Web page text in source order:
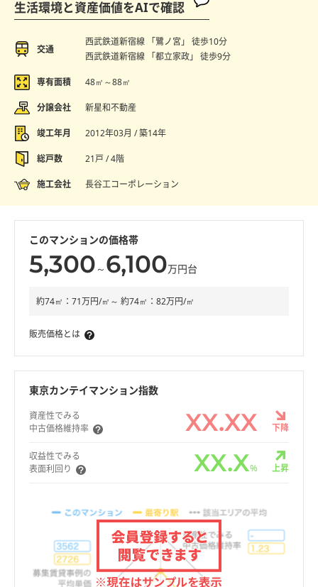
生活環境と資産価値をAIで確認
交通
西武鉄道新宿線 「鷺ノ宮」 徒歩10分
西武鉄道新宿線 「都立家政」 徒歩9分
専有面積 48㎡～88㎡
分譲会社 新星和不動産
竣工年月 2012年03月 / 築14年
総戸数 21戸 / 4階
施工会社 長谷工コーポレーション
このマンションの価格帯
5,300 ～ 6,100万円台
約74㎡：71万円/㎡～ 約74㎡：82万円/㎡
販売価格とは
東京カンテイマンション指数
資産性でみる
中古価格維持率
XX.XX 下降
収益性でみる
表面利回り
XX.X% 上昇